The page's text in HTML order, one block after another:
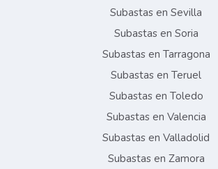
Subastas en Sevilla
Subastas en Soria
Subastas en Tarragona
Subastas en Teruel
Subastas en Toledo
Subastas en Valencia
Subastas en Valladolid
Subastas en Zamora